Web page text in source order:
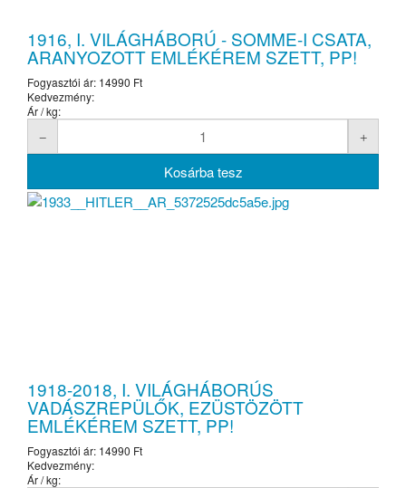
1916, I. VILÁGHÁBORÚ - SOMME-I CSATA,
ARANYOZOTT EMLÉKÉREM SZETT, PP!
Fogyasztói ár: 14990 Ft
Kedvezmény:
Ár / kg:
1918-2018, I. VILÁGHÁBORÚS
VADÁSZREPÜLŐK, EZÜSTÖZÖTT
EMLÉKÉREM SZETT, PP!
Fogyasztói ár: 14990 Ft
Kedvezmény:
Ár / kg: